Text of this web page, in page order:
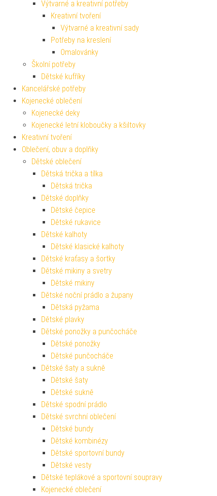
Výtvarné a kreativní potřeby
Kreativní tvoření
Výtvarné a kreativní sady
Potřeby na kreslení
Omalovánky
Školní potřeby
Dětské kufříky
Kancelářské potřeby
Kojenecké oblečení
Kojenecké deky
Kojenecké letní kloboučky a kšiltovky
Kreativní tvoření
Oblečení, obuv a doplňky
Dětské oblečení
Dětská trička a tílka
Dětská trička
Dětské doplňky
Dětské čepice
Dětské rukavice
Dětské kalhoty
Dětské klasické kalhoty
Dětské kraťasy a šortky
Dětské mikiny a svetry
Dětské mikiny
Dětské noční prádlo a župany
Dětská pyžama
Dětské plavky
Dětské ponožky a punčocháče
Dětské ponožky
Dětské punčocháče
Dětské šaty a sukně
Dětské šaty
Dětské sukně
Dětské spodní prádlo
Dětské svrchní oblečení
Dětské bundy
Dětské kombinézy
Dětské sportovní bundy
Dětské vesty
Dětské teplákové a sportovní soupravy
Kojenecké oblečení